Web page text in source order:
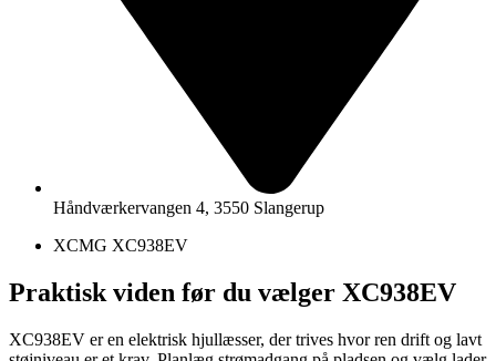
Håndværkervangen 4, 3550 Slangerup
XCMG XC938EV
Praktisk viden før du vælger XC938EV
XC938EV er en elektrisk hjullæsser, der trives hvor ren drift og lavt